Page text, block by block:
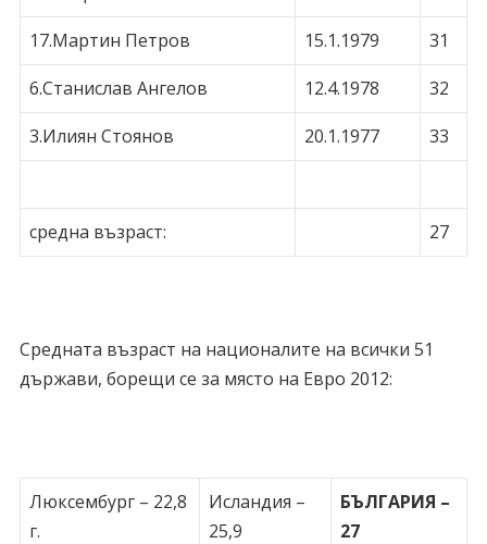
17.Мартин Петров
15.1.1979
31
6.Станислав Ангелов
12.4.1978
32
3.Илиян Стоянов
20.1.1977 33
средна възраст: 27
Средната възраст на националите на всички 51
държави, борещи се за място на Евро 2012:
Люксембург – 22,8
г.
Исландия –
25,9
БЪЛГАРИЯ –
27